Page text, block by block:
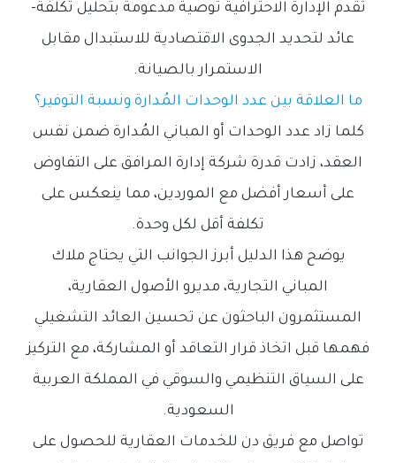
تقدم الإدارة الاحترافية توصية مدعومة بتحليل تكلفة-
عائد لتحديد الجدوى الاقتصادية للاستبدال مقابل
الاستمرار بالصيانة.
ما العلاقة بين عدد الوحدات المُدارة ونسبة التوفير؟
كلما زاد عدد الوحدات أو المباني المُدارة ضمن نفس
العقد، زادت قدرة شركة إدارة المرافق على التفاوض
على أسعار أفضل مع الموردين، مما ينعكس على
تكلفة أقل لكل وحدة.
يوضح هذا الدليل أبرز الجوانب التي يحتاج ملاك
المباني التجارية، مديرو الأصول العقارية،
المستثمرون الباحثون عن تحسين العائد التشغيلي
فهمها قبل اتخاذ قرار التعاقد أو المشاركة، مع التركيز
على السياق التنظيمي والسوقي في المملكة العربية
السعودية.
تواصل مع فريق دن للخدمات العقارية للحصول على